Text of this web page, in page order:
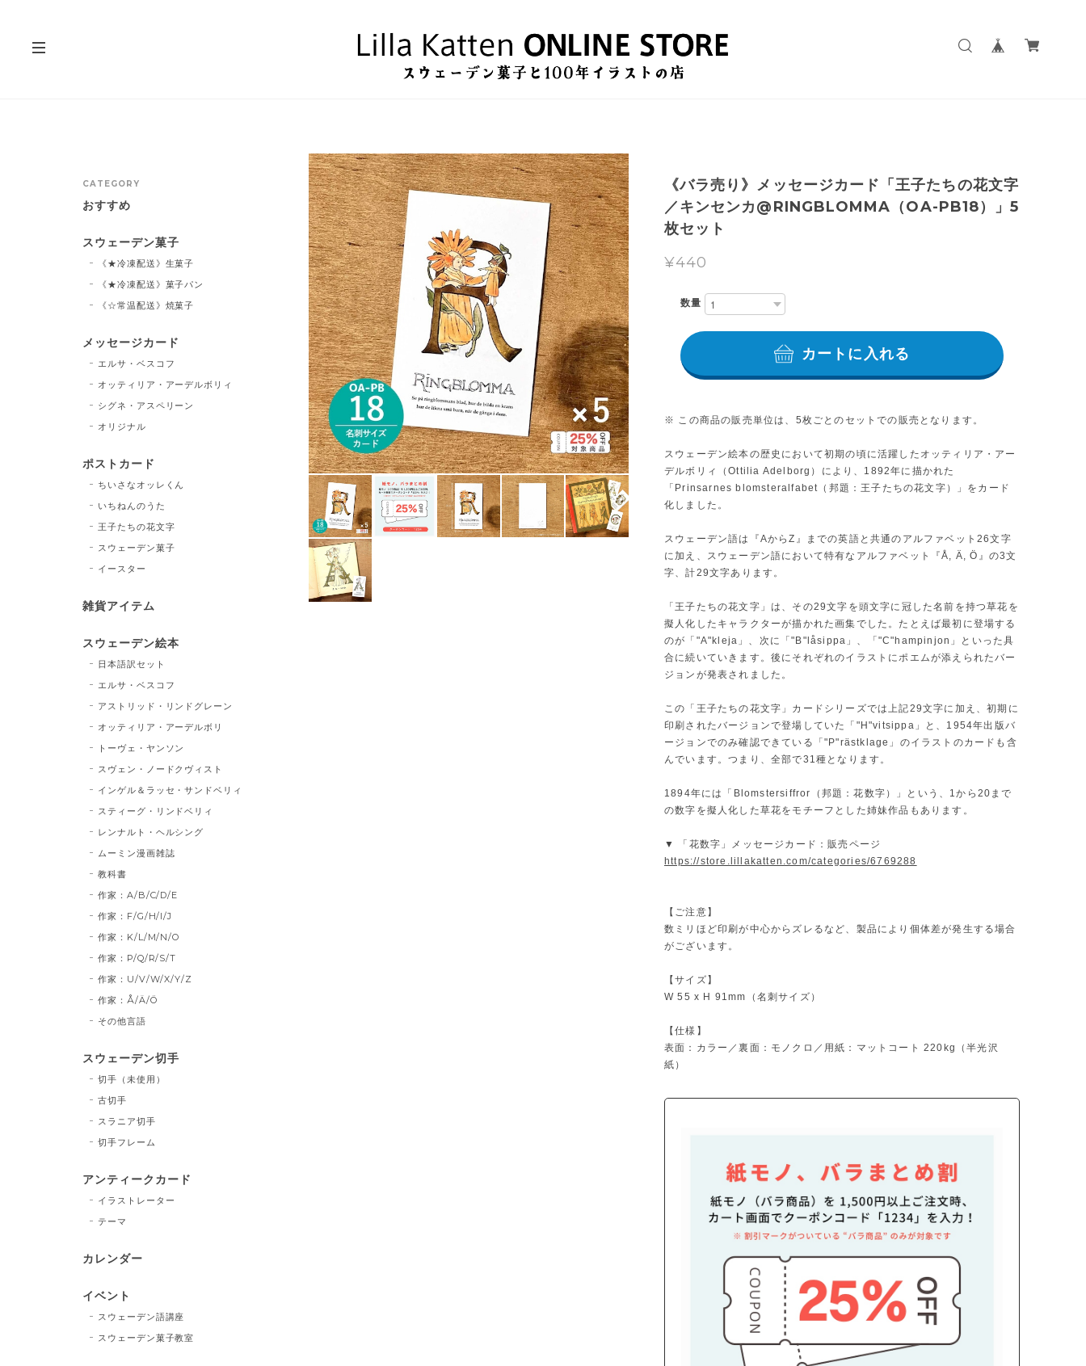
《バラ売り》メッセージカード「王子たちの花文字
／キンセンカ@RINGBLOMMA（OA-PB18）」5
枚セット
¥440
数量
カートに入れる
※ この商品の販売単位は、5枚ごとのセットでの販売となります。
スウェーデン絵本の歴史において初期の頃に活躍したオッティリア・アー
デルボリィ（Ottilia Adelborg）により、1892年に描かれた
「Prinsarnes blomsteralfabet（邦題：王子たちの花文字）」をカード
化しました。
スウェーデン語は『AからZ』までの英語と共通のアルファベット26文字
に加え、スウェーデン語において特有なアルファベット『Å, Ä, Ö』の3文
字、計29文字あります。
「王子たちの花文字」は、その29文字を頭文字に冠した名前を持つ草花を
擬人化したキャラクターが描かれた画集でした。たとえば最初に登場する
のが「"A"kleja」、次に「"B"låsippa」、「"C"hampinjon」といった具
合に続いていきます。後にそれぞれのイラストにポエムが添えられたバー
ジョンが発表されました。
この「王子たちの花文字」カードシリーズでは上記29文字に加え、初期に
印刷されたバージョンで登場していた「"H"vitsippa」と、1954年出版バ
ージョンでのみ確認できている「"P"rästklage」のイラストのカードも含
んでいます。つまり、全部で31種となります。
1894年には「Blomstersiffror（邦題：花数字）」という、1から20まで
の数字を擬人化した草花をモチーフとした姉妹作品もあります。
▼ 「花数字」メッセージカード：販売ページ
https://store.lillakatten.com/categories/6769288
【ご注意】
数ミリほど印刷が中心からズレるなど、製品により個体差が発生する場合
がございます。
【サイズ】
W 55 x H 91mm（名刺サイズ）
【仕様】
表面：カラー／裏面：モノクロ／用紙：マットコート 220kg（半光沢
紙）
CATEGORY
おすすめ
スウェーデン菓子
《★冷凍配送》生菓子
《★冷凍配送》菓子パン
《☆常温配送》焼菓子
メッセージカード
エルサ・ベスコフ
オッティリア・アーデルボリィ
シグネ・アスペリーン
オリジナル
ポストカード
ちいさなオッレくん
いちねんのうた
王子たちの花文字
スウェーデン菓子
イースター
雑貨アイテム
スウェーデン絵本
日本語訳セット
エルサ・ベスコフ
アストリッド・リンドグレーン
オッティリア・アーデルボリ
トーヴェ・ヤンソン
スヴェン・ノードクヴィスト
インゲル＆ラッセ・サンドベリィ
スティーグ・リンドベリィ
レンナルト・ヘルシング
ムーミン漫画雑誌
教科書
作家：A/B/C/D/E
作家：F/G/H/I/J
作家：K/L/M/N/O
作家：P/Q/R/S/T
作家：U/V/W/X/Y/Z
作家：Å/Ä/Ö
その他言語
スウェーデン切手
切手（未使用）
古切手
スラニア切手
切手フレーム
アンティークカード
イラストレーター
テーマ
カレンダー
イベント
スウェーデン語講座
スウェーデン菓子教室